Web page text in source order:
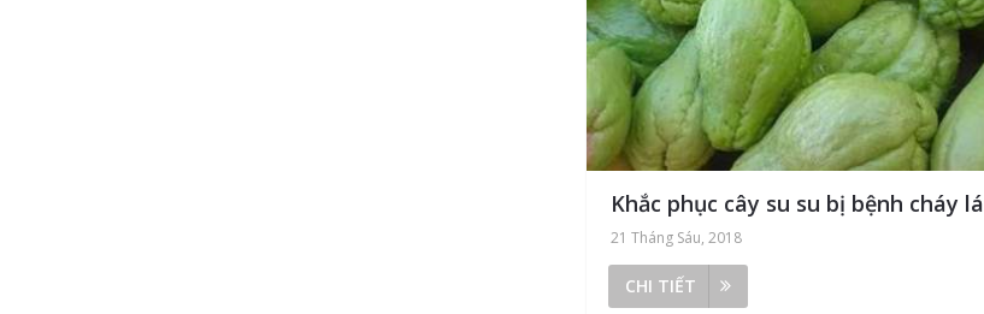
Khắc phục cây su su bị bệnh cháy lá
21 Tháng Sáu, 2018
CHI TIẾT